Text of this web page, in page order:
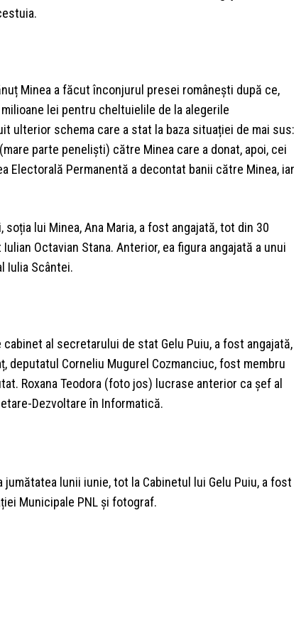
Minea a făcut înconjurul presei românești după ce,
lei pentru cheltuielile de la alegerile
ulterior schema care a stat la baza situației de mai sus:
parte peneliști) către Minea care a donat, apoi, cei
Electorală Permanentă a decontat banii către Minea, iar
lui Minea, Ana Maria, a fost angajată, tot din 30
Octavian Stana. Anterior, ea figura angajată a unui
Iulia Scântei.
al secretarului de stat Gelu Puiu, a fost angajată,
deputatul Corneliu Mugurel Cozmanciuc, fost membru
Roxana Teodora (foto jos) lucrase anterior ca șef al
Dezvoltare în Informatică.
lunii iunie, tot la Cabinetul lui Gelu Puiu, a fost
Municipale PNL și fotograf.